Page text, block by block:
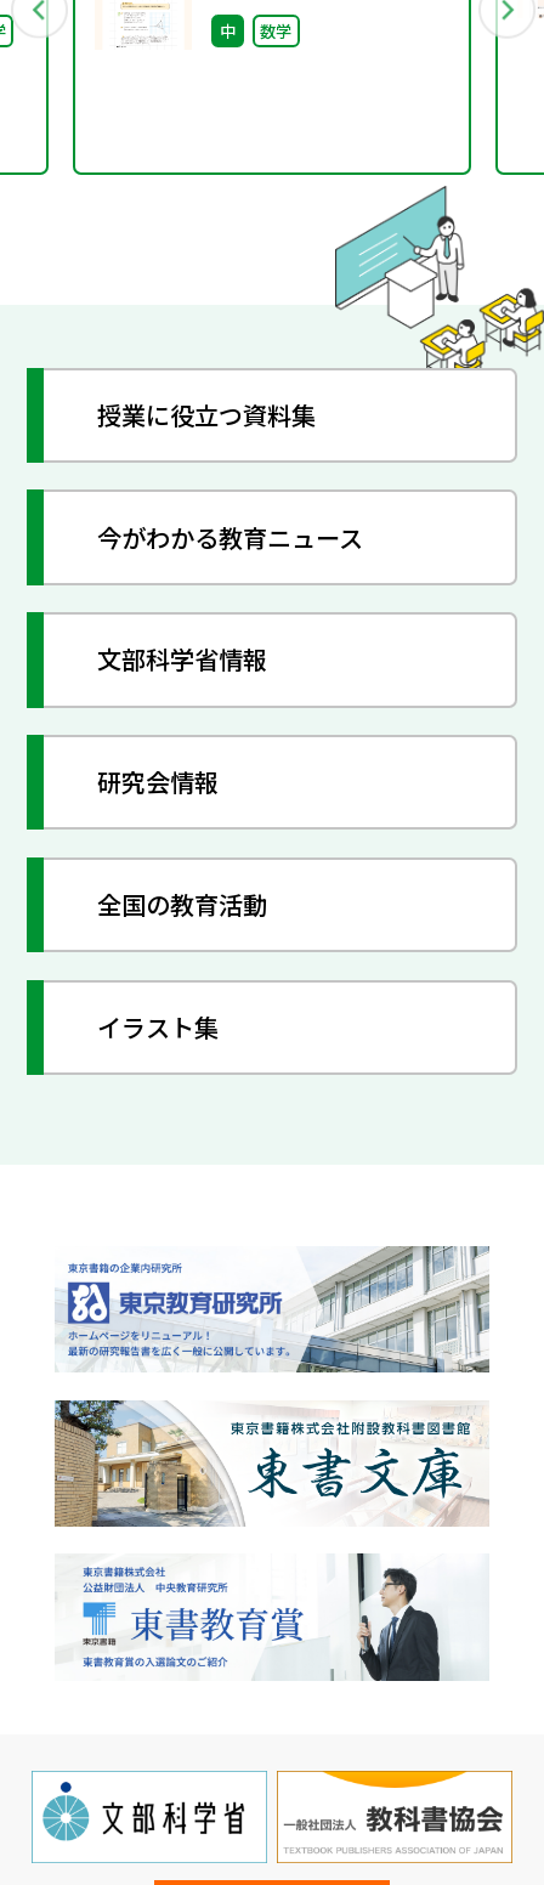
よう
中 数学
授業に役立つ資料集
今がわかる教育ニュース
文部科学省情報
研究会情報
全国の教育活動
イラスト集